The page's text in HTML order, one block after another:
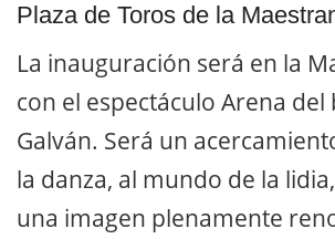
Plaza de Toros de la
La inauguración será en la
con el espectáculo Arena
Galván. Será un
la danza, al mundo de la
una imagen plenamente